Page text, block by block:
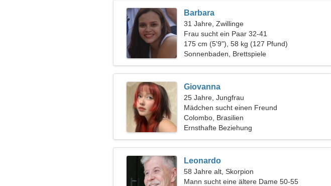
Barbara
31 Jahre, Zwillinge
Frau sucht ein Paar 32-41
175 cm (5'9"), 58 kg (127 Pfund)
Sonnenbaden, Brettspiele
Giovanna
25 Jahre, Jungfrau
Mädchen sucht einen Freund
Colombo, Brasilien
Ernsthafte Beziehung
Leonardo
58 Jahre alt, Skorpion
Mann sucht eine ältere Dame 50-55